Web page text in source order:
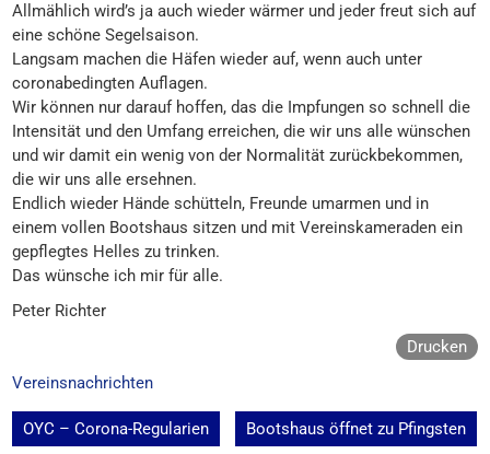
Allmählich wird’s ja auch wieder wärmer und jeder freut sich auf
eine schöne Segelsaison.
Langsam machen die Häfen wieder auf, wenn auch unter
coronabedingten Auflagen.
Wir können nur darauf hoffen, das die Impfungen so schnell die
Intensität und den Umfang erreichen, die wir uns alle wünschen
und wir damit ein wenig von der Normalität zurückbekommen,
die wir uns alle ersehnen.
Endlich wieder Hände schütteln, Freunde umarmen und in
einem vollen Bootshaus sitzen und mit Vereinskameraden ein
gepflegtes Helles zu trinken.
Das wünsche ich mir für alle.
Peter Richter
Drucken
Vereinsnachrichten
Beitragsnavigation
OYC – Corona-Regularien Bootshaus öffnet zu Pfingsten